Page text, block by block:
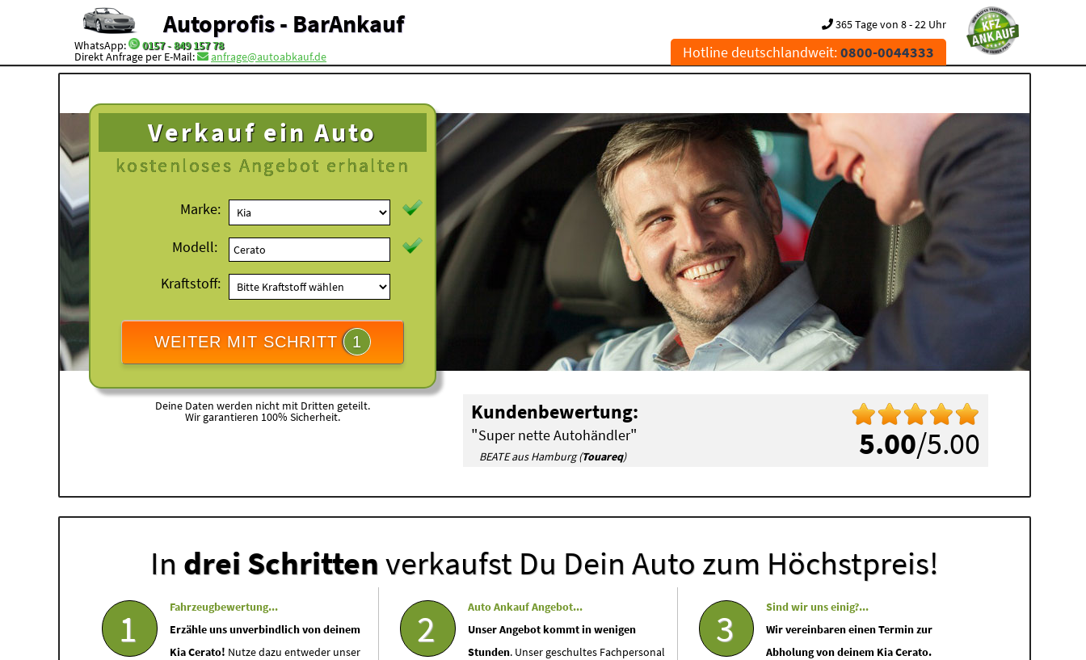
Autoprofis - BarAnkauf
WhatsApp: 0157 - 849 157 78
Direkt Anfrage per E-Mail: anfrage@autoabkauf.de
365 Tage von 8 - 22 Uhr
Hotline deutschlandweit:0800-0044333
Verkauf ein Auto
kostenloses Angebot erhalten
Marke:
Modell:
Kraftstoff:
WEITER MIT SCHRITT 1
Deine Daten werden nicht mit Dritten geteilt.
Wir garantieren 100% Sicherheit.
5.00/5.00
Kundenbewertung:
"Super nette Autohändler"
BEATE aus Hamburg (Touareq)
In drei Schrittenverkaufst Du Dein Auto zum Höchstpreis!
1
Fahrzeugbewertung...
Erzähle uns unverbindlich von deinem
Kia Cerato! Nutze dazu entweder unser
2
Auto Ankauf Angebot...
Unser Angebot kommt in wenigen
Stunden. Unser geschultes Fachpersonal
3
Sind wir uns einig?...
Wir vereinbaren einen Termin zur
Abholung von deinem Kia Cerato.